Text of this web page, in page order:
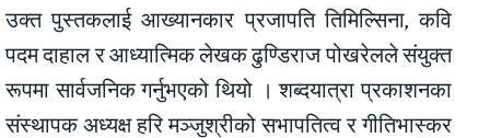
उक्त पुस्तकलाई आख्यानकार प्रजापति तिमिल्सिना, कवि
पदम दाहाल र आध्यात्मिक लेखक ढुण्डिराज पोखरेलले संयुक्त
रूपमा सार्वजनिक गर्नुभएको थियो । शब्दयात्रा प्रकाशनका
संस्थापक अध्यक्ष हरि मञ्जुश्रीको सभापतित्व र गीतिभास्कर